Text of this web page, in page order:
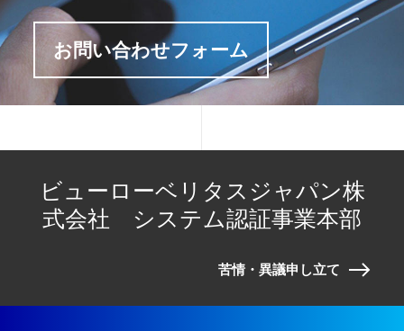
お問い合わせフォーム
ビューローベリタスジャパン株
式会社 システム認証事業本部
苦情・異議申し立て